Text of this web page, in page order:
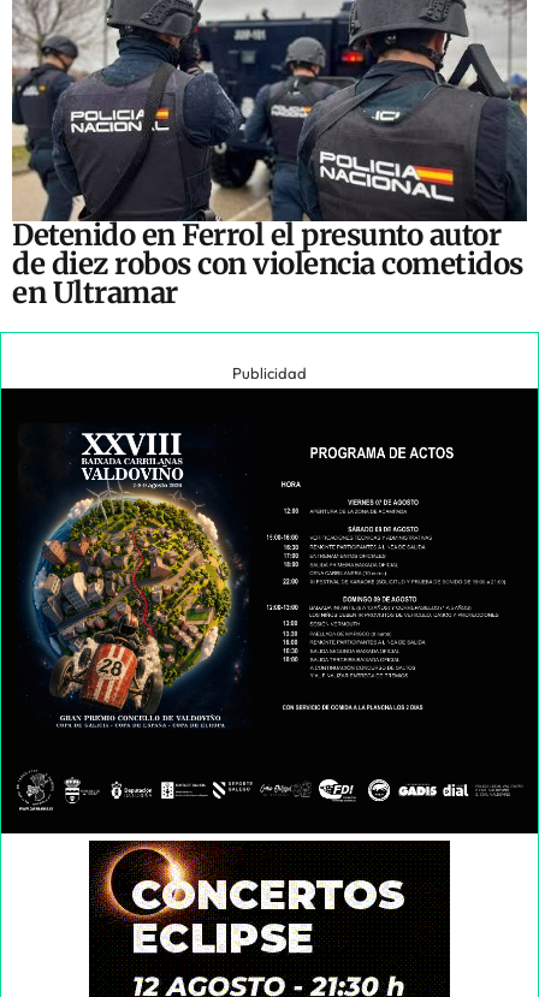
Detenido en Ferrol el presunto autor
de diez robos con violencia cometidos
en Ultramar
Publicidad